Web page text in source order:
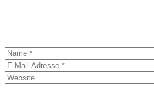
Name